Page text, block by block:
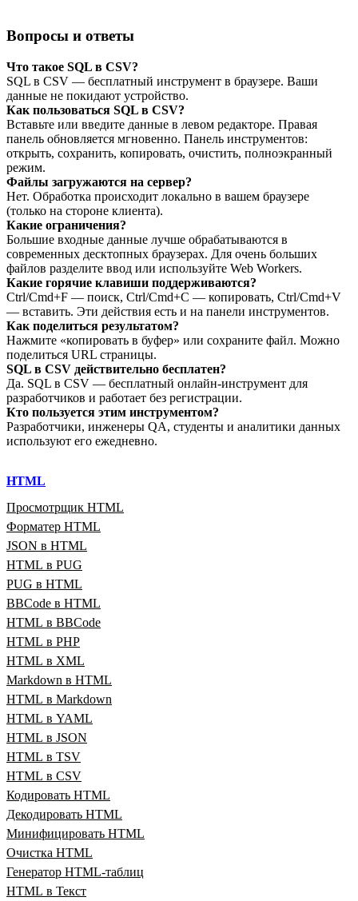
Вопросы и ответы
Что такое SQL в CSV?
SQL в CSV — бесплатный инструмент в браузере. Ваши
данные не покидают устройство.
Как пользоваться SQL в CSV?
Вставьте или введите данные в левом редакторе. Правая
панель обновляется мгновенно. Панель инструментов:
открыть, сохранить, копировать, очистить, полноэкранный
режим.
Файлы загружаются на сервер?
Нет. Обработка происходит локально в вашем браузере
(только на стороне клиента).
Какие ограничения?
Большие входные данные лучше обрабатываются в
современных десктопных браузерах. Для очень больших
файлов разделите ввод или используйте Web Workers.
Какие горячие клавиши поддерживаются?
Ctrl/Cmd+F — поиск, Ctrl/Cmd+C — копировать, Ctrl/Cmd+V
— вставить. Эти действия есть и на панели инструментов.
Как поделиться результатом?
Нажмите «копировать в буфер» или сохраните файл. Можно
поделиться URL страницы.
SQL в CSV действительно бесплатен?
Да. SQL в CSV — бесплатный онлайн‑инструмент для
разработчиков и работает без регистрации.
Кто пользуется этим инструментом?
Разработчики, инженеры QA, студенты и аналитики данных
используют его ежедневно.
HTML
Просмотрщик HTML
Форматер HTML
JSON в HTML
HTML в PUG
PUG в HTML
BBCode в HTML
HTML в BBCode
HTML в PHP
HTML в XML
Markdown в HTML
HTML в Markdown
HTML в YAML
HTML в JSON
HTML в TSV
HTML в CSV
Кодировать HTML
Декодировать HTML
Минифицировать HTML
Очистка HTML
Генератор HTML‑таблиц
HTML в Текст